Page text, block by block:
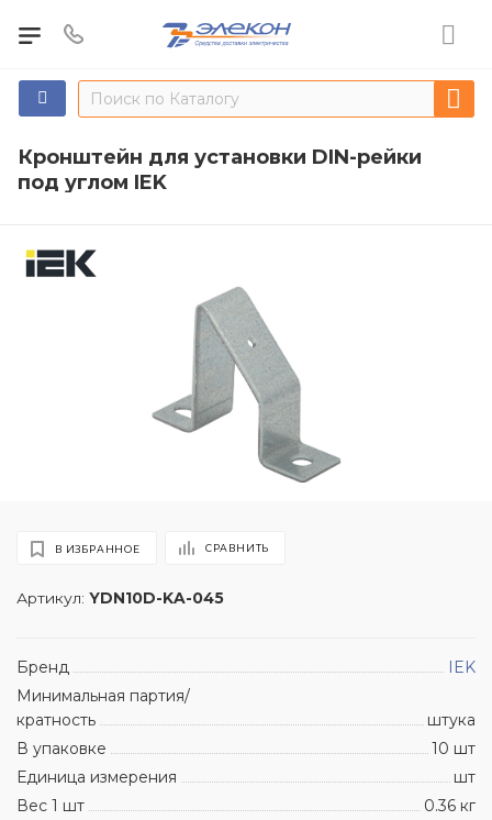
Кронштейн для установки DIN-рейки
под углом IEK
Артикул: YDN10D-KA-045
В ИЗБРАННОЕ СРАВНИТЬ
Бренд
IEK
Минимальная партия/
кратность
штука
В упаковке
10 шт
Единица измерения
шт
Вес 1 шт
0.36 кг